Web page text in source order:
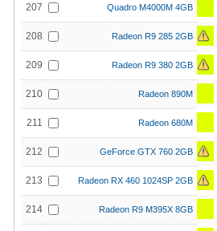
207 Quadro M4000M 4GB
208 Radeon R9 285 2GB
209 Radeon R9 380 2GB
210 Radeon 890M
211 Radeon 680M
212 GeForce GTX 760 2GB
213 Radeon RX 460 1024SP 2GB
214 Radeon R9 M395X 8GB